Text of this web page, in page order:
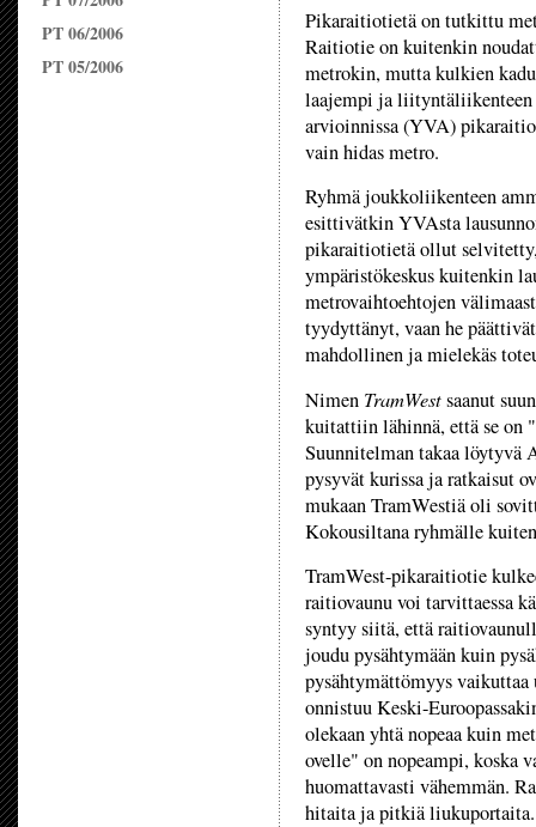
PT 06/2006
PT 05/2006
Pikaraitiotietä on tutkittu
Raitiotie on kuitenkin
metrokin, mutta kulkien
laajempi ja liityntäliikenteen
arvioinnissa (YVA)
vain hidas metro.
Ryhmä joukkoliikenteen
esittivätkin YVAsta
pikaraitiotietä ollut
ympäristökeskus kuitenkin
metrovaihtoehtojen
tyydyttänyt, vaan he
mahdollinen ja mielekäs
Nimen TramWestsaanut
kuitattiin lähinnä, että se on
Suunnitelman takaa löytyvä
pysyvät kurissa ja ratkaisut
mukaan TramWestiä oli
Kokousiltana ryhmälle
TramWest-pikaraitiotie
raitiovaunu voi tarvittaessa
syntyy siitä, että
joudu pysähtymään kuin
pysähtymättömyys
onnistuu Keski-
olekaan yhtä nopeaa kuin
ovelle" on nopeampi, koska
huomattavasti vähemmän.
hitaita ja pitkiä liukuportaita.